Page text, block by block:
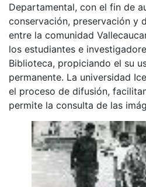
Departamental, con el fin de
conservación, preservación y
entre la comunidad
los estudiantes e
Biblioteca, propiciando el su
permanente. La universidad
el proceso de difusión,
permite la consulta de las